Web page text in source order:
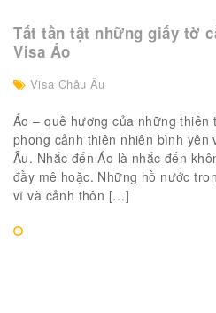
Tất tần tật những giấy tờ
Visa Áo
Visa Châu Âu
Áo – quê hương của những thiên
phong cảnh thiên nhiên bình yên
Âu. Nhắc đến Áo là nhắc đến
đầy mê hoặc. Những hồ nước
vĩ và cảnh thôn […]